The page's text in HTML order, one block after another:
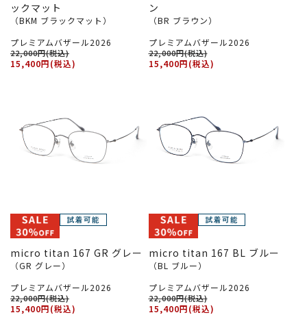
ックマット
（BKM ブラックマット）
プレミアムバザール2026
22,000円(税込)
15,400円(税込)
ン
（BR ブラウン）
プレミアムバザール2026
22,000円(税込)
15,400円(税込)
micro titan 167 GR グレー
（GR グレー）
プレミアムバザール2026
22,000円(税込)
15,400円(税込)
micro titan 167 BL ブルー
（BL ブルー）
プレミアムバザール2026
22,000円(税込)
15,400円(税込)